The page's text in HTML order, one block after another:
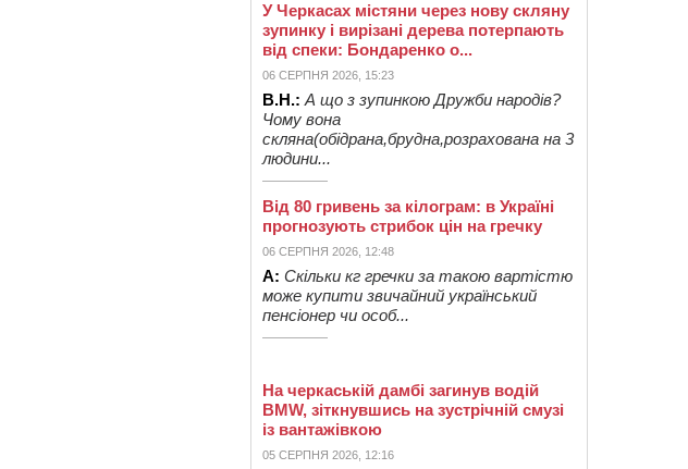
У Черкасах містяни через нову скляну
зупинку і вирізані дерева потерпають
від спеки: Бондаренко о...
06 СЕРПНЯ 2026, 15:23
В.Н.: А що з зупинкою Дружби народів?
Чому вона
скляна(обідрана,брудна,розрахована на 3
людини...
Від 80 гривень за кілограм: в Україні
прогнозують стрибок цін на гречку
06 СЕРПНЯ 2026, 12:48
А: Скільки кг гречки за такою вартістю
може купити звичайний український
пенсіонер чи особ...
На черкаській дамбі загинув водій
BMW, зіткнувшись на зустрічній смузі
із вантажівкою
05 СЕРПНЯ 2026, 12:16